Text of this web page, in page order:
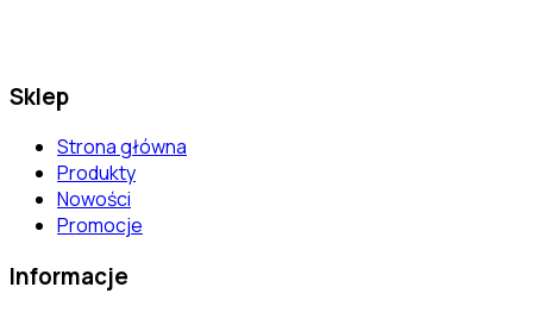
Sklep
Strona główna
Produkty
Nowości
Promocje
Informacje